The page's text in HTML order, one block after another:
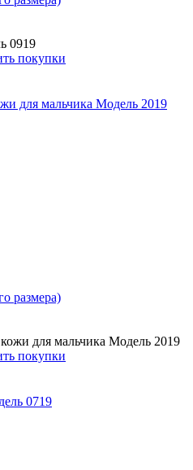
покупки
для мальчика Модель 2019
размера)
покупки
0719